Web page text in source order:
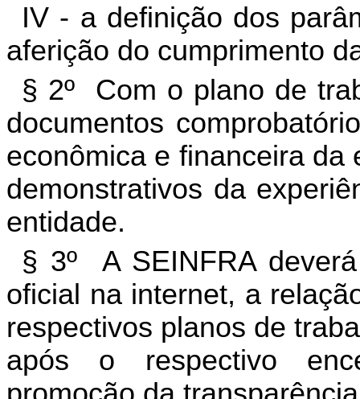
IV - a definição dos
aferição do cumprimento
§ 2º Com o plano de
documentos
econômica e financeira da
demonstrativos da
entidade.
§ 3º A SEINFRA
oficial na internet, a
respectivos planos de
após o respectivo